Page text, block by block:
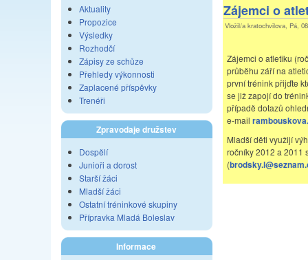
Aktuality
Propozice
Výsledky
Rozhodčí
Zápisy ze schůze
Přehledy výkonnosti
Zaplacené příspěvky
Trenéři
Zpravodaje družstev
Dospělí
Junioři a dorost
Starší žáci
Mladší žáci
Ostatní tréninkové skupiny
Přípravka Mladá Boleslav
Informace
Zájemci o
Vložil/a kratochvilova, Pá,
Zájemci o atletiku
průběhu září na
první trénink přijďte
se již zapojí do
případě dotazů
e-mail
Mladší děti využijí
ročníky 2012 a 2011
(